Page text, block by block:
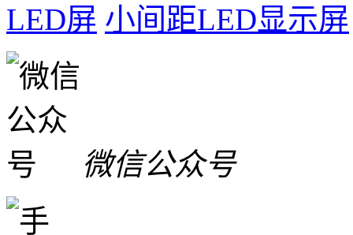
LED屏 小间距LED显示屏
微信公众号